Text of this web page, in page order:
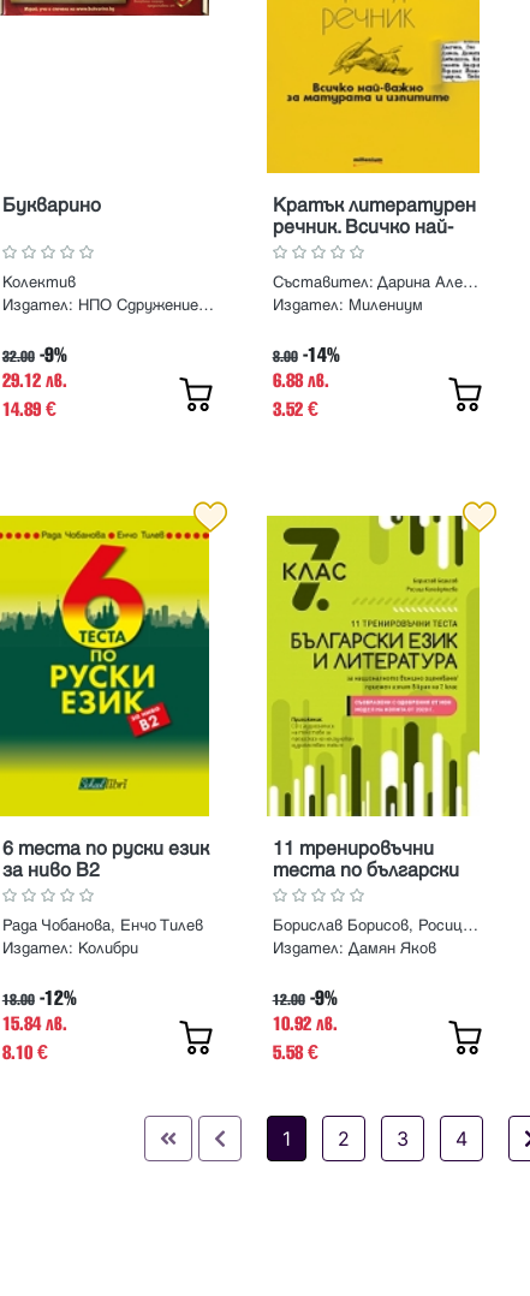
Букварино
Колектив
Издател:
НПО Сдружение Азбукари
32.00 -9%
29.12 лв.
14.89 €
Кратък литературен
речник. Всичко най-
важно за матурата и
изпитите
Съставител: Дарина Александрова
Издател: Милениум
8.00 -14%
6.88 лв.
3.52 €
6 теста по руски език
за ниво В2
Рада Чобанова, Енчо Тилев
Издател: Колибри
18.00 -12%
15.84 лв.
8.10 €
11 тренировъчни
теста по български
език и литература за
7. клас. За
националното външно
оценяване и приемен
клас
Борислав Борисов, Росица Калайджиева
Издател: Дамян Яков
12.00 -9%
10.92 лв.
5.58€
1 2 3 4